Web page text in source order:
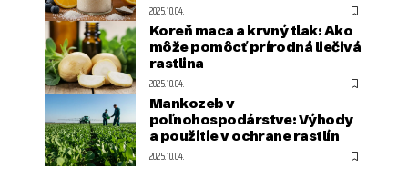
2025.10.04.
Koreň maca a krvný tlak: Ako
môže pomôcť prírodná liečivá
rastlina
2025.10.04.
Mankozeb v
poľnohospodárstve: Výhody
a použitie v ochrane rastlín
2025.10.04.